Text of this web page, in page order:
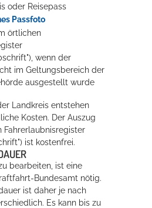
oder Reisepass
Passfoto
örtlichen
wenn der
im Geltungsbereich der
ausgestellt wurde
Landkreis entstehen
Kosten. Der Auszug
Fahrerlaubnisregister
ist kostenfrei.
bearbeiten, ist eine
Bundesamt nötig.
ist daher je nach
Es kann bis zu